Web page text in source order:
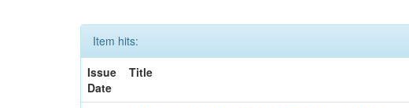
Item hits:
Issue
Date
Title